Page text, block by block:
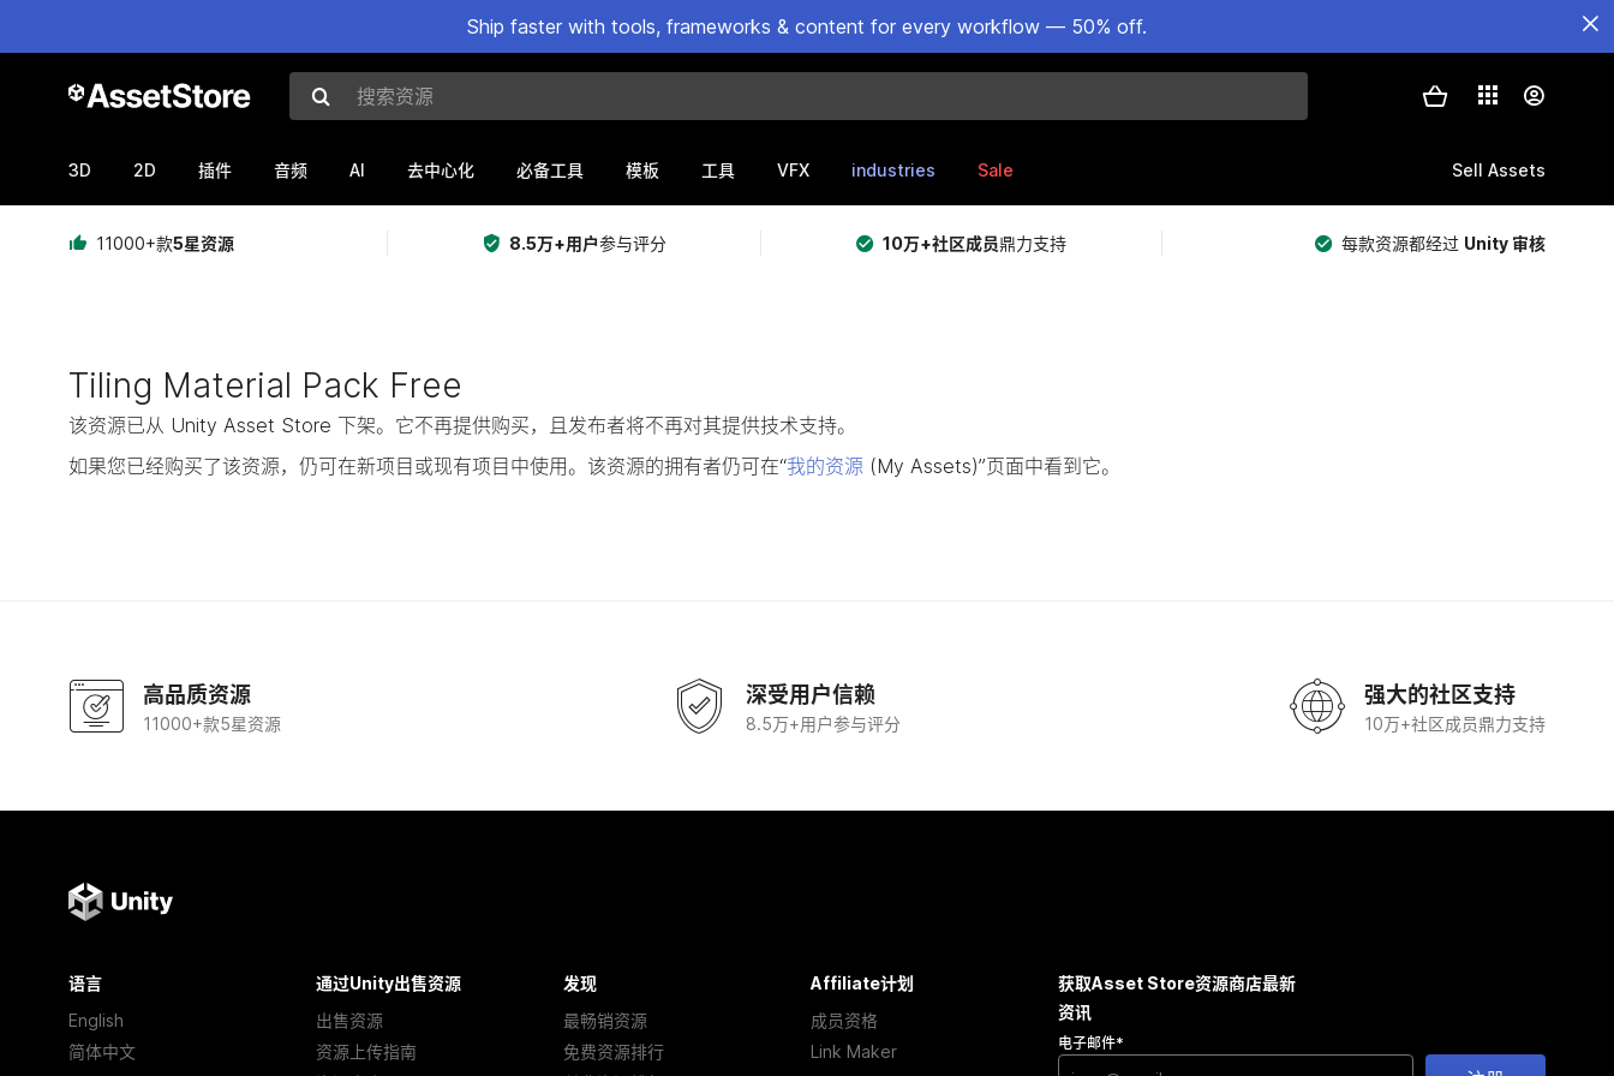
Ship faster with tools, frameworks & content for every workflow — 50% off.
搜索资源
3D 2D 插件 音频 AI 去中心化 必备工具 模板 工具 VFX industries Sale Sell Assets
11000+款5星资源 8.5万+用户参与评分 10万+社区成员鼎力支持 每款资源都经过 Unity 审核
Tiling Material Pack Free
该资源已从 Unity Asset Store 下架。它不再提供购买，且发布者将不再对其提供技术支持。
如果您已经购买了该资源，仍可在新项目或现有项目中使用。该资源的拥有者仍可在“我的资源 (My Assets)”页面中看到它。
高品质资源
11000+款5星资源
深受用户信赖
8.5万+用户参与评分
强大的社区支持
10万+社区成员鼎力支持
语言
English
简体中文
通过Unity出售资源
出售资源
资源上传指南
发现
最畅销资源
免费资源排行
Affiliate计划
成员资格
Link Maker
获取Asset Store资源商店最新
资讯
电子邮件*